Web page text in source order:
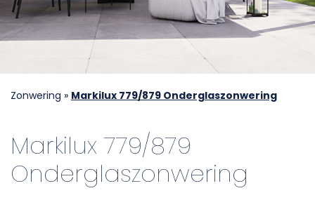
Zonwering » Markilux 779/879 Onderglaszonwering
Markilux 779/879
Onderglaszonwering